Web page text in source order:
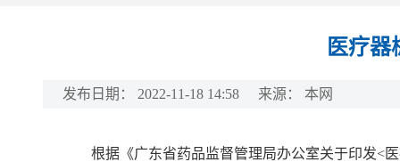
医疗器
发布日期： 2022-11-18 14:58 来源： 本网
根据《广东省药品监督管理局办公室关于印发<医